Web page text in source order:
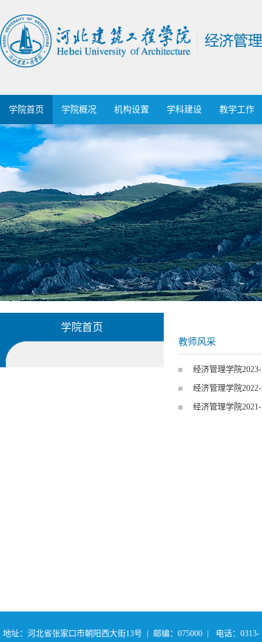
学院首页 学院概况 机构设置 学科建设 教学工作
学院首页
教师风采
经济管理学院
经济管理学院
经济管理学院
地址：河北省张家口市朝阳西大街13号 | 邮编：075000 | 电话：0313-